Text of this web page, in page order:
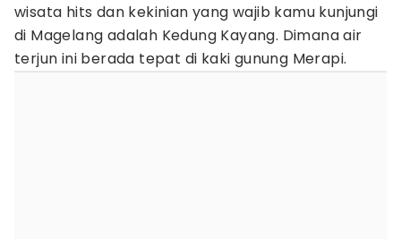
wisata hits dan kekinian yang wajib kamu kunjungi
di Magelang adalah Kedung Kayang. Dimana air
terjun ini berada tepat di kaki gunung Merapi.